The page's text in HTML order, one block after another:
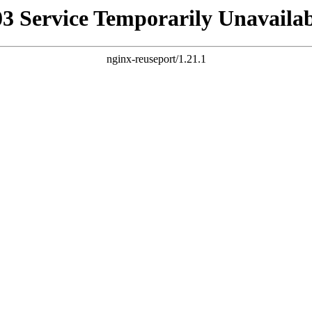
Service Temporarily
nginx-reuseport/1.21.1